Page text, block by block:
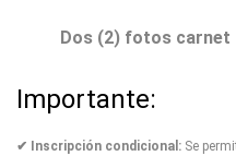
Dos (2) fotos carnet
Importante:
✔ Inscripción condicional: Se